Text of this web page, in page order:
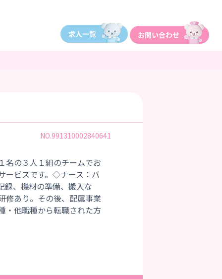
NO.991310002840641
の３人１組のチームでお
ービスです。◇ナース：バ
録、機材の準備、搬入な
修あり。その後、配属事業
・他職種から転職された方